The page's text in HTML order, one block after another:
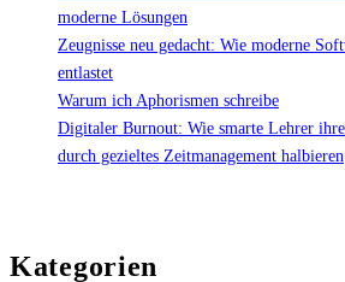
moderne Lösungen
Zeugnisse neu gedacht: Wie moderne
entlastet
Warum ich Aphorismen schreibe
Digitaler Burnout: Wie smarte Lehrer
durch gezieltes Zeitmanagement halbieren
Kategorien